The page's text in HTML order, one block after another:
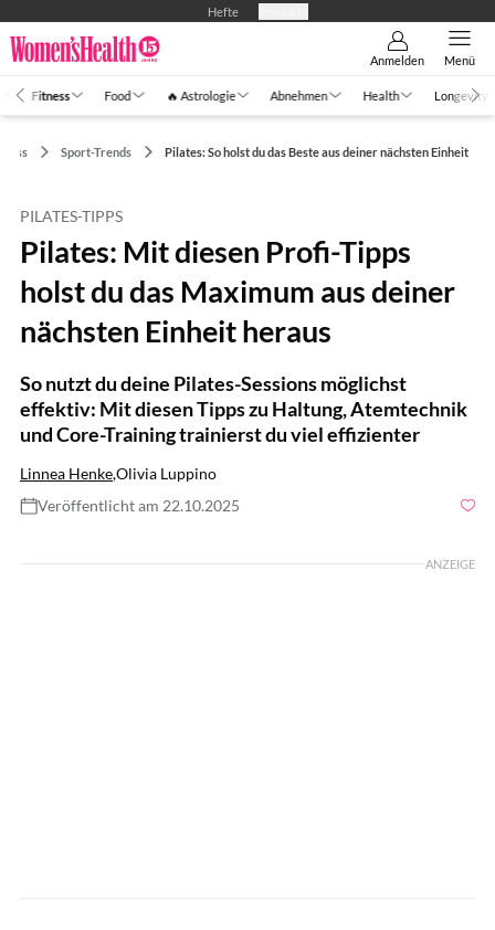
Hefte
Anmelden Menü
Fitness Food 🔥 Astrologie Abnehmen Health Longevity
Sport-Trends Pilates: So holst du das Beste aus deiner nächsten Einheit
PILATES-TIPPS
Pilates: Mit diesen Profi-Tipps
holst du das Maximum aus deiner
nächsten Einheit heraus
So nutzt du deine Pilates-Sessions möglichst
effektiv: Mit diesen Tipps zu Haltung, Atemtechnik
und Core-Training trainierst du viel effizienter
Linnea Henke,Olivia Luppino
Veröffentlicht am 22.10.2025
ANZEIGE